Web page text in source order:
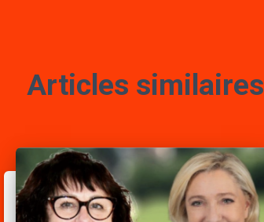
Articles similaires